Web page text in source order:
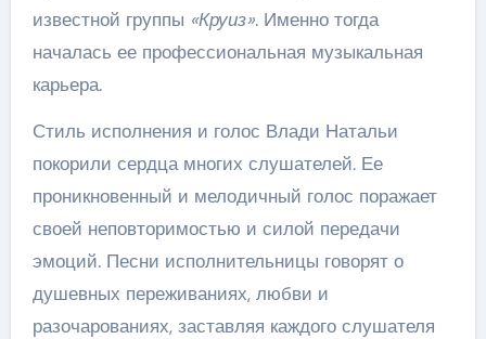
известной группы «Круиз». Именно тогда
началась ее профессиональная музыкальная
карьера.
Стиль исполнения и голос Влади Натальи
покорили сердца многих слушателей. Ее
проникновенный и мелодичный голос поражает
своей неповторимостью и силой передачи
эмоций. Песни исполнительницы говорят о
душевных переживаниях, любви и
разочарованиях, заставляя каждого слушателя